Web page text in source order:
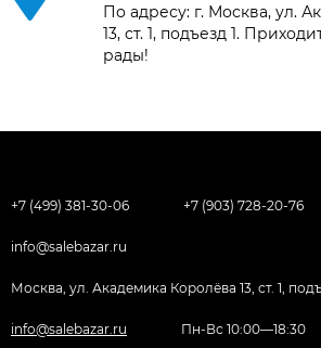
По адресу: г. Москва, ул.
13, ст. 1, подъезд 1.
рады!
+7 (499) 381-30-06 +7 (903) 728-20-76
info@salebazar.ru
Москва, ул. Академика Королёва 13, ст. 1,
info@salebazar.ru Пн-Вс 10:00—18:30